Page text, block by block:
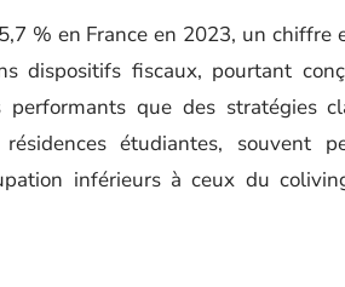
% en France en 2023, un chiffre
dispositifs fiscaux, pourtant
performants que des stratégies
étudiantes, souvent
inférieurs à ceux du